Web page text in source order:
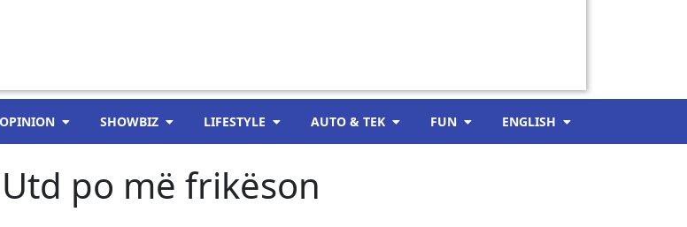
OPINION SHOWBIZ LIFESTYLE AUTO & TEK FUN ENGLISH
po më frikëson